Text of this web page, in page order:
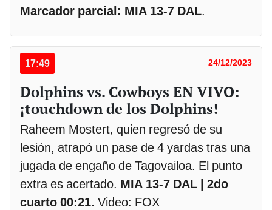
Marcador parcial: MIA 13-7 DAL.
17:49 24/12/2023
Dolphins vs. Cowboys EN VIVO:
¡touchdown de los Dolphins!
Raheem Mostert, quien regresó de su
lesión, atrapó un pase de 4 yardas tras una
jugada de engaño de Tagovailoa. El punto
extra es acertado. MIA 13-7 DAL | 2do
cuarto 00:21. Video: FOX